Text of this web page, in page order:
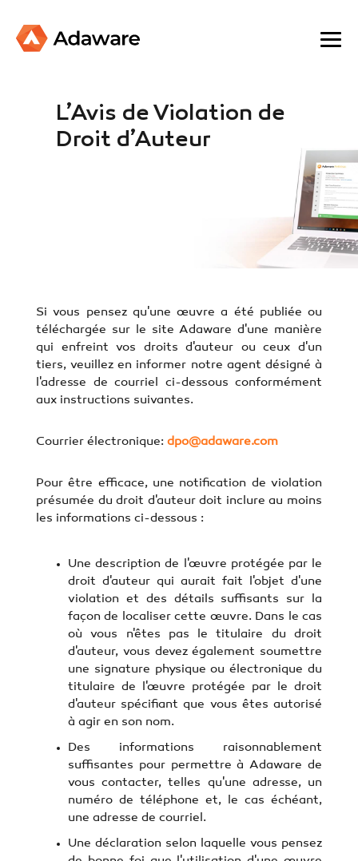
L’Avis de Violation de
Droit d’Auteur
Si vous pensez qu'une œuvre a été publiée ou
téléchargée sur le site Adaware d'une manière
qui enfreint vos droits d'auteur ou ceux d'un
tiers, veuillez en informer notre agent désigné à
l'adresse de courriel ci-dessous conformément
aux instructions suivantes.
Courrier électronique: dpo@adaware.com
Pour être efficace, une notification de violation
présumée du droit d'auteur doit inclure au moins
les informations ci-dessous :
Une description de l'œuvre protégée par le
droit d'auteur qui aurait fait l'objet d'une
violation et des détails suffisants sur la
façon de localiser cette œuvre. Dans le cas
où vous n'êtes pas le titulaire du droit
d'auteur, vous devez également soumettre
une signature physique ou électronique du
titulaire de l'œuvre protégée par le droit
d'auteur spécifiant que vous êtes autorisé
à agir en son nom.
Des informations raisonnablement
suffisantes pour permettre à Adaware de
vous contacter, telles qu'une adresse, un
numéro de téléphone et, le cas échéant,
une adresse de courriel.
Une déclaration selon laquelle vous pensez